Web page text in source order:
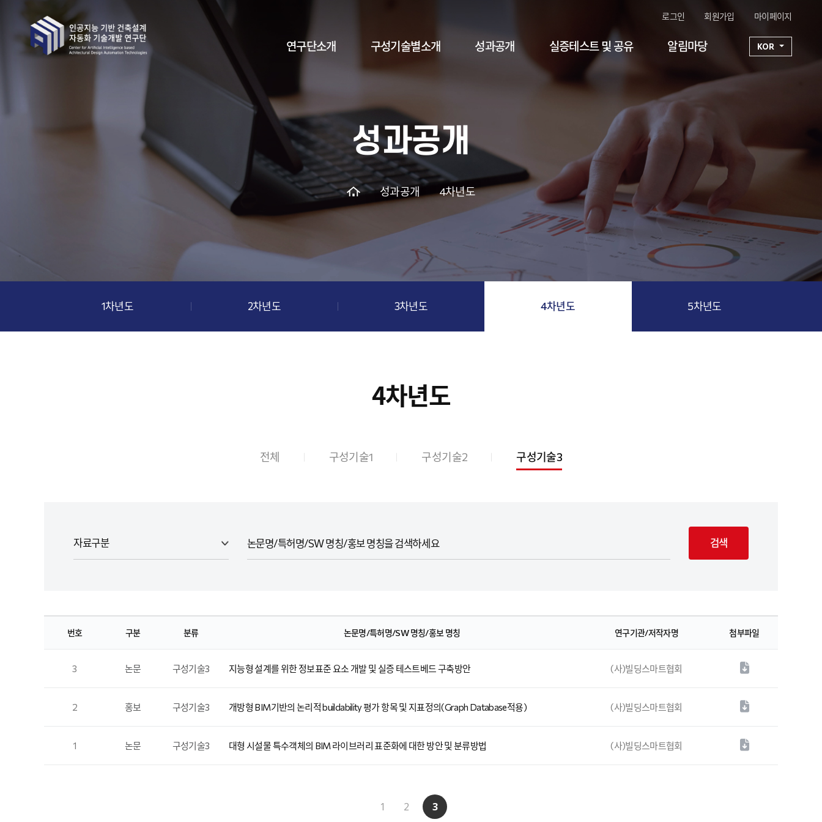
로그인 회원가입 마이페이지
연구단소개
인사말
연구개요
연구목표
조직체계
구성기술별소개
구성기술 1
구성기술 2
구성기술 3
성과공개
4차년도
5차년도
실증테스트 및 공유
구성기술 3
알림마당
연구단일정
FAQ
KOR
성과공개
성과공개 4차년도
1차년도 2차년도 3차년도 4차년도 5차년도
4차년도
전체 구성기술1 구성기술2 구성기술3
검색
번호 구분 분류 논문명/특허명/SW 명칭/홍보 명칭 연구기관/저작자명 첨부파일
3 논문 구성기술3 지능형 설계를 위한 정보표준 요소 개발 및 실증 테스트베드 구축방안 (사)빌딩스마트협회
2 홍보 구성기술3 개방형 BIM기반의 논리적 buildability 평가 항목 및 지표정의(Graph Database적용) (사)빌딩스마트협회
1 논문 구성기술3 대형 시설물 특수객체의 BIM 라이브러리 표준화에 대한 방안 및 분류방법 (사)빌딩스마트협회
1 2 3